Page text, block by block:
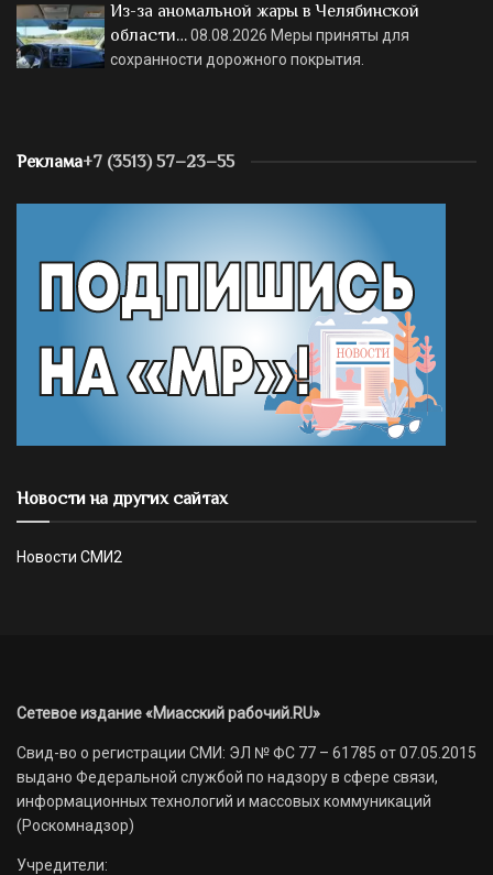
Из-за аномальной жары в Челябинской
области…08.08.2026 Меры приняты для
сохранности дорожного покрытия.
Реклама+7 (3513) 57–23–55
Новости на других сайтах
Новости СМИ2
Сетевое издание «Миасский рабочий.RU»
Свид-во о регистрации СМИ: ЭЛ № ФС 77 – 61785 от 07.05.2015
выдано Федеральной службой по надзору в сфере связи,
информационных технологий и массовых коммуникаций
(Роскомнадзор)
Учредители: